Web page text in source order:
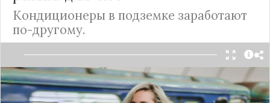
Кондиционеры в подземке заработают
по-другому.
Читать в Telegram